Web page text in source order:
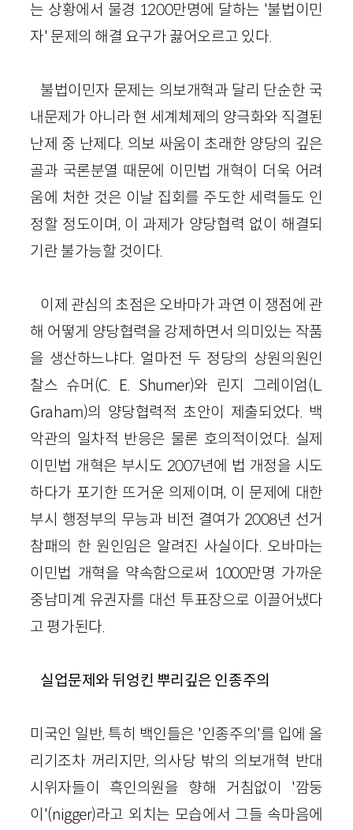
는 상황에서 물경 1200만명에 달하는 '불법이민
자' 문제의 해결 요구가 끓어오르고 있다.
불법이민자 문제는 의보개혁과 달리 단순한 국
내문제가 아니라 현 세계체제의 양극화와 직결된
난제 중 난제다. 의보 싸움이 초래한 양당의 깊은
골과 국론분열 때문에 이민법 개혁이 더욱 어려
움에 처한 것은 이날 집회를 주도한 세력들도 인
정할 정도이며, 이 과제가 양당협력 없이 해결되
기란 불가능할 것이다.
이제 관심의 초점은 오바마가 과연 이 쟁점에 관
해 어떻게 양당협력을 강제하면서 의미있는 작품
을 생산하느냐다. 얼마전 두 정당의 상원의원인
찰스 슈머(C. E. Shumer)와 린지 그레이엄(L.
Graham)의 양당협력적 초안이 제출되었다. 백
악관의 일차적 반응은 물론 호의적이었다. 실제
이민법 개혁은 부시도 2007년에 법 개정을 시도
하다가 포기한 뜨거운 의제이며, 이 문제에 대한
부시 행정부의 무능과 비전 결여가 2008년 선거
참패의 한 원인임은 알려진 사실이다. 오바마는
이민법 개혁을 약속함으로써 1000만명 가까운
중남미계 유권자를 대선 투표장으로 이끌어냈다
고 평가된다.
실업문제와 뒤엉킨 뿌리깊은 인종주의
미국인 일반, 특히 백인들은 '인종주의'를 입에 올
리기조차 꺼리지만, 의사당 밖의 의보개혁 반대
시위자들이 흑인의원을 향해 거침없이 '깜둥
이'(nigger)라고 외치는 모습에서 그들 속마음에